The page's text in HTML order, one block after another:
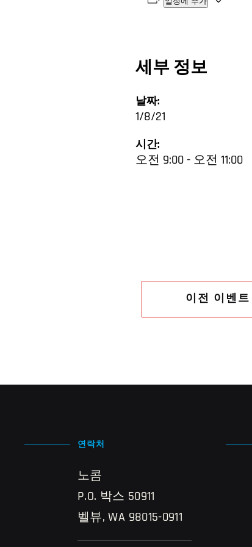
세부 정보
날짜:
1/8/21
시간:
오전 9:00 - 오전 11:00
이전 이벤트
연락처
노콤
P.O. 박스 50911
벨뷰, WA 98015-0911